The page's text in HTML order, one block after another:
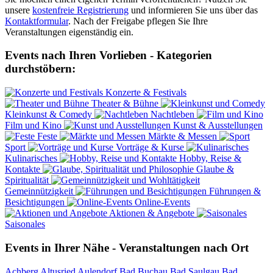
unsere kostenfreie Registrierung und informieren Sie uns über das
Kontaktformular. Nach der Freigabe pflegen Sie Ihre
Veranstaltungen eigenständig ein.
Events nach Ihren Vorlieben - Kategorien
durchstöbern:
Konzerte & Festivals
Theater & Bühne
Kleinkunst & Comedy
Nachtleben
Film und Kino
Kunst & Ausstellungen
Feste
Märkte & Messen
Sport
Vorträge & Kurse
Kulinarisches
Hobby, Reise &
Kontakte
Glaube &
Spiritualität
Gemeinnützigkeit
Führungen &
Besichtigungen
Online-Events
Aktionen & Angebote
Saisonales
Events in Ihrer Nähe - Veranstaltungen nach Ort